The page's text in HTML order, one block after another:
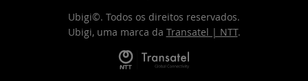
Ubigi©. Todos os direitos reservados.
Ubigi, uma marca da Transatel | NTT.